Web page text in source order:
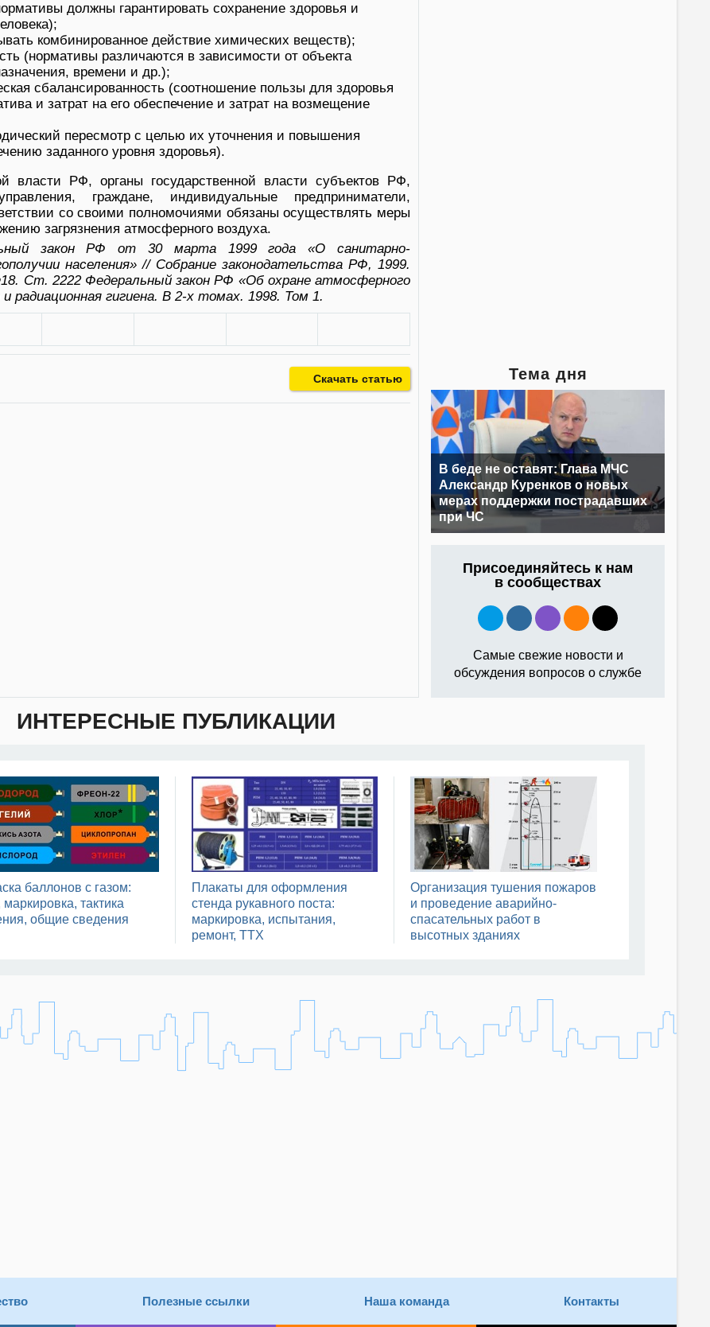
должны гарантировать сохранение здоровья и
комбинированное действие химических веществ);
(нормативы различаются в зависимости от объекта
времени и др.);
сбалансированность (соотношение пользы для здоровья
и затрат на его обеспечение и затрат на возмещение
пересмотр с целью их уточнения и повышения
заданного уровня здоровья).
власти РФ, органы государственной власти субъектов РФ,
граждане, индивидуальные предприниматели,
со своими полномочиями обязаны осуществлять меры
загрязнения атмосферного воздуха.
закон РФ от 30 марта 1999 года «О санитарно-
населения» // Собрание законодательства РФ, 1999.
Cт. 2222 Федеральный закон РФ «Об охране атмосферного
радиационная гигиена. В 2-х томах. 1998. Том 1.
Скачать статью Тема дня
В беде не оставят: Глава МЧС
Александр Куренков о новых
мерах поддержки пострадавших
при ЧС
Присоединяйтесь к нам
в сообществах
Самые свежие новости и
обсуждения вопросов о службе
ИНТЕРЕСНЫЕ ПУБЛИКАЦИИ
баллонов с газом:
маркировка, тактика
общие сведения
Плакаты для оформления
стенда рукавного поста:
маркировка, испытания,
ремонт, ТТХ
Организация тушения пожаров
и проведение аварийно-
спасательных работ в
высотных зданиях
Полезные ссылки Наша команда Контакты